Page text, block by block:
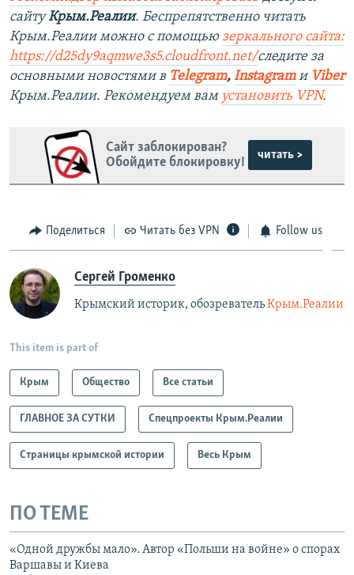
сайтуКрым.Реалии. Беспрепятственно читать
Крым.Реалии можно с помощью зеркального сайта:
https://d25dy9aqmwe3s5.cloudfront.net/следите за
основными новостями в Telegram, Instagram и Viber
Крым.Реалии. Рекомендуем вам установить VPN.
Сайт заблокирован?
Обойдите блокировку!
читать >
Поделиться Читать без VPN Follow us
Сергей Громенко
Крымский историк, обозревательКрым.Реалии
This item is part of
Крым Общество Все статьи
ГЛАВНОЕ ЗА СУТКИ Спецпроекты Крым.Реалии
Страницы крымской истории Весь Крым
ПО ТЕМЕ
«Одной дружбы мало». Автор «Польши на войне» о спорах
Варшавы и Киева